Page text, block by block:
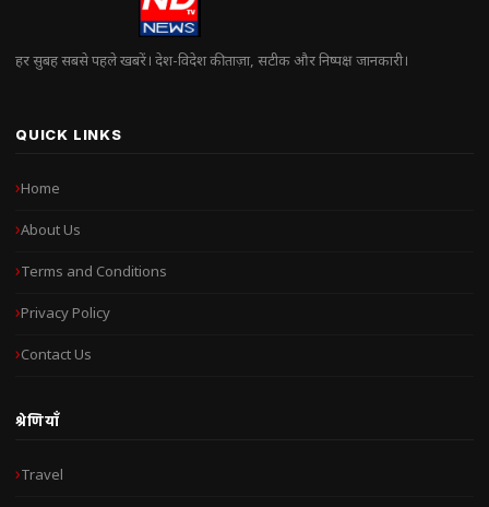
हर सुबह सबसे पहले खबरें। देश-विदेश की ताज़ा, सटीक और निष्पक्ष जानकारी।
QUICK LINKS
Home
About Us
Terms and Conditions
Privacy Policy
Contact Us
श्रेणियाँ
Travel